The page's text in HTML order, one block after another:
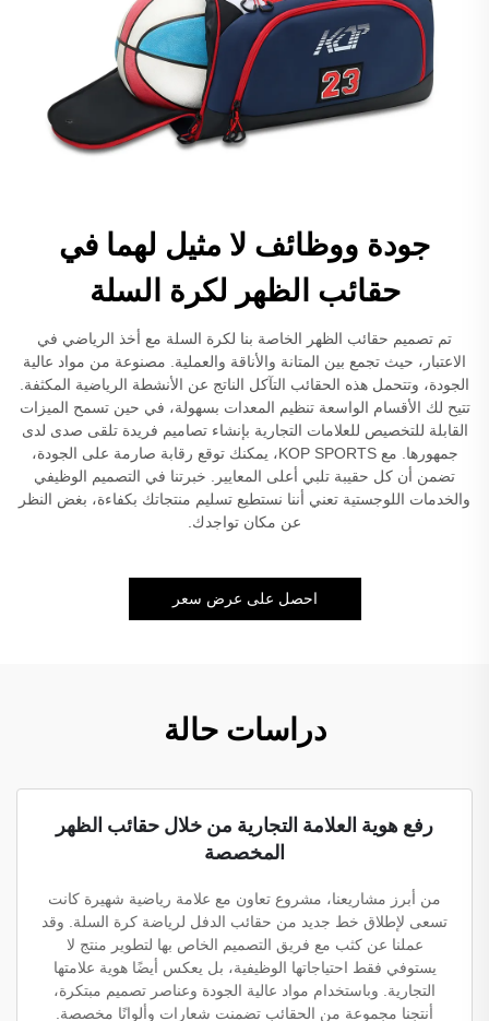
جودة ووظائف لا مثيل لهما في
حقائب الظهر لكرة السلة
تم تصميم حقائب الظهر الخاصة بنا لكرة السلة مع أخذ الرياضي في
الاعتبار، حيث تجمع بين المتانة والأناقة والعملية. مصنوعة من مواد عالية
الجودة، وتتحمل هذه الحقائب التآكل الناتج عن الأنشطة الرياضية المكثفة.
تتيح لك الأقسام الواسعة تنظيم المعدات بسهولة، في حين تسمح الميزات
القابلة للتخصيص للعلامات التجارية بإنشاء تصاميم فريدة تلقى صدى لدى
جمهورها. مع KOP SPORTS، يمكنك توقع رقابة صارمة على الجودة،
تضمن أن كل حقيبة تلبي أعلى المعايير. خبرتنا في التصميم الوظيفي
والخدمات اللوجستية تعني أننا نستطيع تسليم منتجاتك بكفاءة، بغض النظر
عن مكان تواجدك.
احصل على عرض سعر
دراسات حالة
رفع هوية العلامة التجارية من خلال حقائب الظهر
المخصصة
من أبرز مشاريعنا، مشروع تعاون مع علامة رياضية شهيرة كانت
تسعى لإطلاق خط جديد من حقائب الدفل لرياضة كرة السلة. وقد
عملنا عن كثب مع فريق التصميم الخاص بها لتطوير منتج لا
يستوفي فقط احتياجاتها الوظيفية، بل يعكس أيضًا هوية علامتها
التجارية. وباستخدام مواد عالية الجودة وعناصر تصميم مبتكرة،
أنتجنا مجموعة من الحقائب تضمنت شعارات وألوانًا مخصصة.